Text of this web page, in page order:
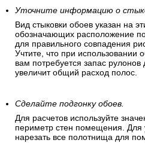
Уточните информацию о
Вид стыковки обоев указан на
обозначающих расположение
для правильного совпадения
Учтите, что при использовании
вам потребуется запас рулонов
увеличит общий расход полос.
Сделайте подгонку обоев.
Для расчетов используйте
периметр стен помещения. Для
нарезать все полотнища для